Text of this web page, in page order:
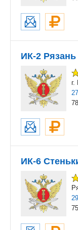
ИК-2 Рязань
ИК-6